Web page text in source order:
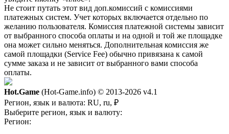
Не стоит путать этот вид доп.комиссий с комиссиями
платежных систем. Учет которых включается отдельно по
желанию пользователя. Комиссия платежной системы зависит
от выбранного способа оплаты и на одной и той же площадке
она может сильно меняться. Дополнительная комиссия же
самой площадки (Service Fee) обычно привязана к самой
сумме заказа и не зависит от выбранного вами способа
оплаты.
Hot.Game (Hot-Game.info) © 2013-2026 v4.1
Регион, язык и валюта: RU, ru, ₽
Выберите регион, язык и валюту:
Регион: